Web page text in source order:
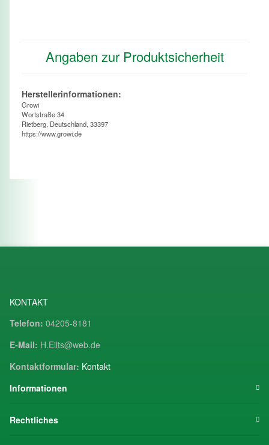
Angaben zur Produktsicherheit
Herstellerinformationen:
Growi
Wortstraße 34
Rietberg, Deutschland, 33397
https://www.growi.de
KONTAKT
Telefon: 04205-8181
E-Mail: H.Eilts@web.de
Kontaktformular: Kontakt
Informationen
Rechtliches